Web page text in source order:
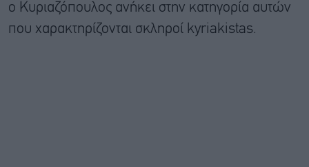
ο Κυριαζόπουλος ανήκει στην κατηγορία αυτών
που χαρακτηρίζονται σκληροί kyriakistas.